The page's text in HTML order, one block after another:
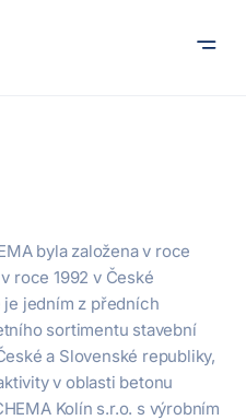
byla založena v roce
roce 1992 v České
jedním z předních
sortimentu stavební
a Slovenské republiky,
v oblasti betonu
Kolín s.r.o. s výrobním